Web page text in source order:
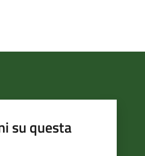
su questa